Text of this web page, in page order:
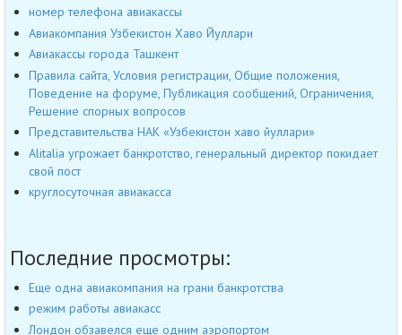
номер телефона авиакассы
Авиакомпания Узбекистон Хаво Йуллари
Авиакассы города Ташкент
Правила сайта, Условия регистрации, Общие положения,
Поведение на форуме, Публикация сообщений, Ограничения,
Решение спорных вопросов
Представительства НАК «Узбекистон хаво йуллари»
Alitalia угрожает банкротство, генеральный директор покидает
свой пост
круглосуточная авиакасса
Последние просмотры:
Еще одна авиакомпания на грани банкротства
режим работы авиакасс
Лондон обзавелся еще одним аэропортом